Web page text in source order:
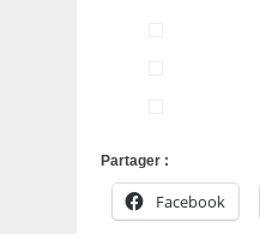
Partager :
Facebook